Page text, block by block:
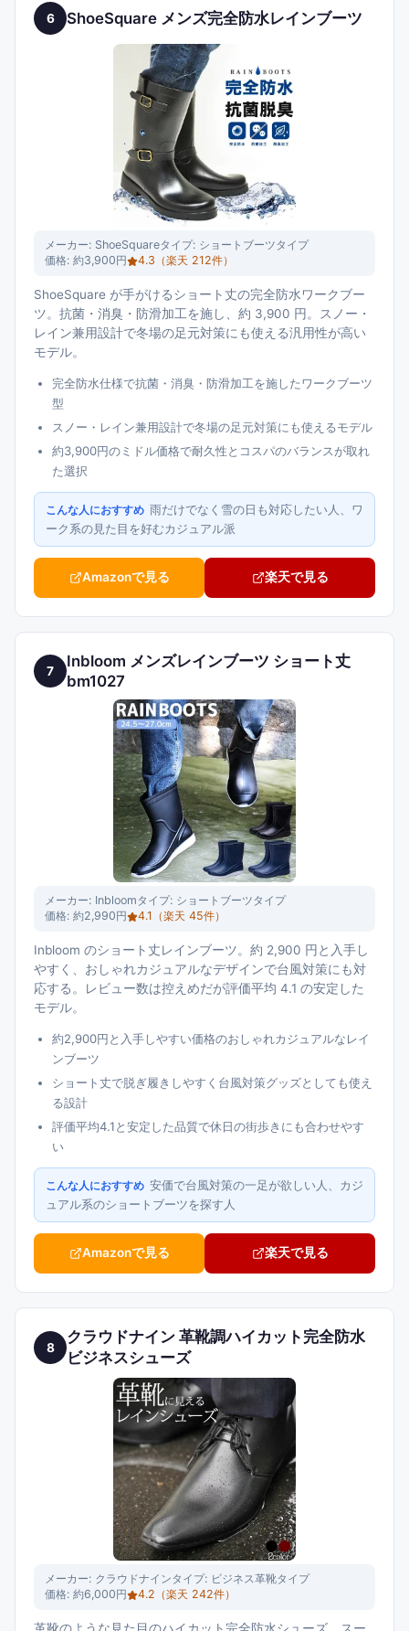
6 ShoeSquare メンズ完全防水レインブーツ
メーカー: ShoeSquareタイプ: ショートブーツタイプ
価格: 約3,900円 4.3 （楽天 212件）
ShoeSquare が手がけるショート丈の完全防水ワークブー
ツ。抗菌・消臭・防滑加工を施し、約 3,900 円。スノー・
レイン兼用設計で冬場の足元対策にも使える汎用性が高い
モデル。
完全防水仕様で抗菌・消臭・防滑加工を施したワークブーツ
型
スノー・レイン兼用設計で冬場の足元対策にも使えるモデル
約3,900円のミドル価格で耐久性とコスパのバランスが取れ
た選択
こんな人におすすめ 雨だけでなく雪の日も対応したい人、ワ
ーク系の見た目を好むカジュアル派
Amazonで見る 楽天で見る
7
Inbloom メンズレインブーツ ショート丈
bm1027
メーカー: Inbloomタイプ: ショートブーツタイプ
価格: 約2,990円 4.1 （楽天 45件）
Inbloom のショート丈レインブーツ。約 2,900 円と入手し
やすく、おしゃれカジュアルなデザインで台風対策にも対
応する。レビュー数は控えめだが評価平均 4.1 の安定した
モデル。
約2,900円と入手しやすい価格のおしゃれカジュアルなレイ
ンブーツ
ショート丈で脱ぎ履きしやすく台風対策グッズとしても使え
る設計
評価平均4.1と安定した品質で休日の街歩きにも合わせやす
い
こんな人におすすめ 安価で台風対策の一足が欲しい人、カジ
ュアル系のショートブーツを探す人
Amazonで見る 楽天で見る
8
クラウドナイン 革靴調ハイカット完全防水
ビジネスシューズ
メーカー: クラウドナインタイプ: ビジネス革靴タイプ
価格: 約6,000円 4.2 （楽天 242件）